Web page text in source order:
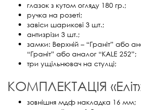
глазок з кутом огляду 180 гр.;
ручка на розеті;
завіси шарикові 3 шт.;
антизрізи 3 шт.;
замки: Верхній – “Граніт” або
“Граніт” або аналог “KALE 252”;
три ущільнювач на стулці;
КОМПЛЕКТАЦІЯ
зовнішня мдф накладка 16 мм;